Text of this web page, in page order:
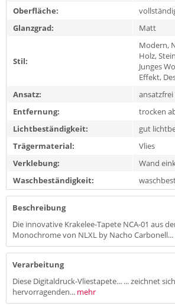
Oberfläche:
Glanzgrad:
Matt
Stil:
Modern,
Holz,
Junges
Effekt,
Ansatz:
ansatzfrei
Entfernung:
trocken
Lichtbeständigkeit:
gut
Trägermaterial:
Vlies
Verklebung:
Wand
Waschbeständigkeit:
Beschreibung
Die innovative Krakelee-Tapete NCA-01 aus
Monochrome von NLXL by Nacho Carbonell...
Verarbeitung
Diese Digitaldruck-Vliestapete... ... zeichnet
hervorragenden... mehr